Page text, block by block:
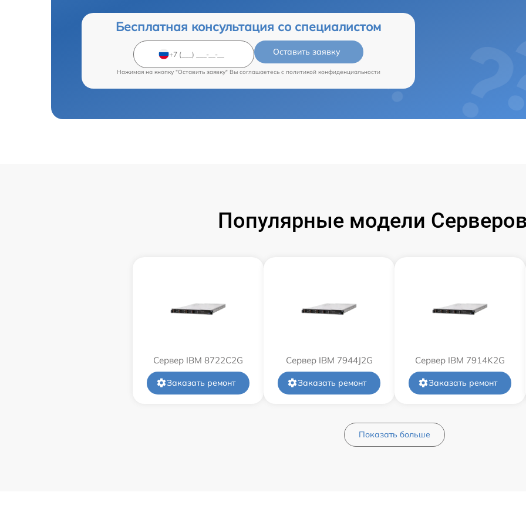
Бесплатная консультация со специалистом
Оставить заявку
Нажимая на кнопку "Оставить заявку" Вы соглашаетесь c политикой конфиденциальности
Популярные модели
Сервер IBM 8722C2G
Заказать ремонт
Сервер IBM 7944J2G
Заказать ремонт
Сервер IBM 7914K2G
Заказать ремонт
Показать больше